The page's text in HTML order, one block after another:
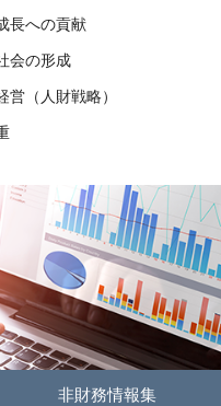
長への貢献
会の形成
営（人財戦略）
非財務情報集